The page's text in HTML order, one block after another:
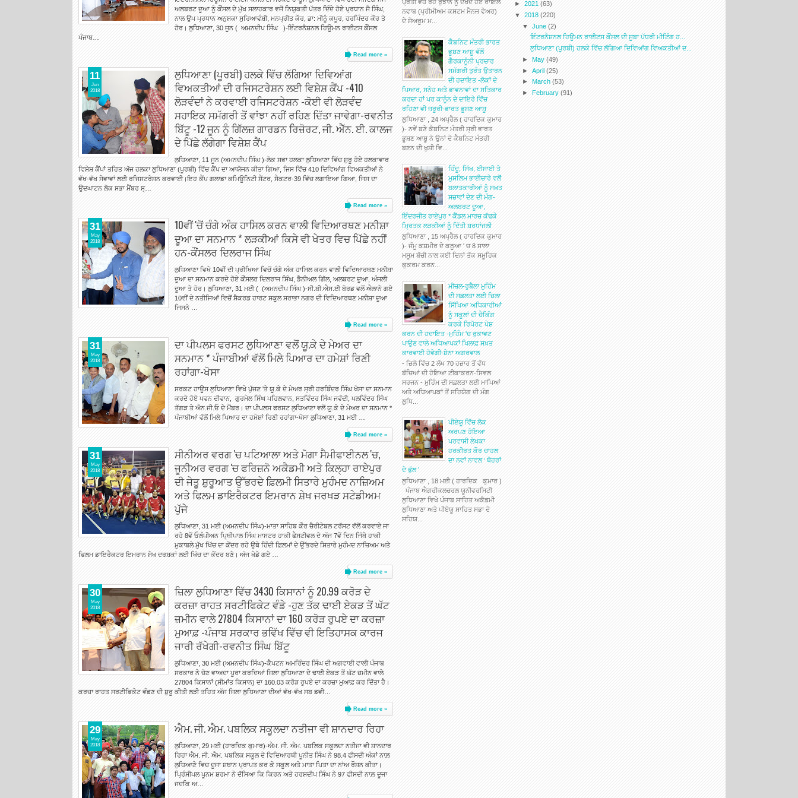
ਅਲਬਰਟ ਦੂਆ ਨੂੰ ਕੌਂਸਲ ਦੇ ਮੁੱਖ ਸਲਾਹਕਾਰ ਵਜੋਂ ਨਿਯੁਕਤੀ ਪੱਤਰ ਦਿੰਦੇ ਹੋਏ ਪ੍ਰਧਾਨ ਜੈ ਸਿੰਘ,
ਨਾਲ ਉਪ ਪ੍ਰਧਾਨ ਅਨੁਸ਼ਕਾ ਸੁਰਿਆਵੰਸ਼ੀ, ਮਨਪ੍ਰੀਤ ਕੌਰ, ਡਾ: ਮੀਨੂੰ ਕਪੂਰ, ਹਰਪਿੰਦਰ ਕੌਰ ਤੇ
ਹੋਰ। ਲੁਧਿਆਣਾ, 30 ਜੂਨ ( ਅਮਨਦੀਪ ਸਿੰਘ )-ਇੰਟਰਨੈਸ਼ਨਲ ਹਿਊਮਨ ਰਾਈਟਸ ਕੌਂਸਲ
ਪੰਜਾਬ…
Read more »
ਲੁਧਿਆਣਾ (ਪੂਰਬੀ) ਹਲਕੇ ਵਿੱਚ ਲੱਗਿਆ ਦਿਵਿਆਂਗ
ਵਿਅਕਤੀਆਂ ਦੀ ਰਜਿਸਟਰੇਸ਼ਨ ਲਈ ਵਿਸ਼ੇਸ਼ ਕੈਂਪ -410
ਲੋੜਵੰਦਾਂ ਨੇ ਕਰਵਾਈ ਰਜਿਸਟਰੇਸ਼ਨ -ਕੋਈ ਵੀ ਲੋੜਵੰਦ
ਸਹਾਇਕ ਸਮੱਗਰੀ ਤੋਂ ਵਾਂਝਾ ਨਹੀਂ ਰਹਿਣ ਦਿੱਤਾ ਜਾਵੇਗਾ-ਰਵਨੀਤ
ਬਿੱਟੂ -12 ਜੂਨ ਨੂੰ ਗਿੱਲਜ਼ ਗਾਰਡਨ ਰਿਜ਼ੋਰਟ, ਜੀ. ਐੱਨ. ਈ. ਕਾਲਜ
ਦੇ ਪਿੱਛੇ ਲੱਗੇਗਾ ਵਿਸ਼ੇਸ਼ ਕੈਂਪ
ਲੁਧਿਆਣਾ, 11 ਜੂਨ (ਅਮਨਦੀਪ ਸਿੰਘ )-ਲੋਕ ਸਭਾ ਹਲਕਾ ਲੁਧਿਆਣਾ ਵਿੱਚ ਸ਼ੁਰੂ ਹੋਏ ਹਲਕਾਵਾਰ
ਵਿਸ਼ੇਸ਼ ਕੈਂਪਾਂ ਤਹਿਤ ਅੱਜ ਹਲਕਾ ਲੁਧਿਆਣਾ (ਪੂਰਬੀ) ਵਿੱਚ ਕੈਂਪ ਦਾ ਆਯੋਜਨ ਕੀਤਾ ਗਿਆ, ਜਿਸ ਵਿੱਚ 410 ਦਿਵਿਆਂਗ ਵਿਅਕਤੀਆਂ ਨੇ
ਵੱਖ-ਵੱਖ ਸੇਵਾਵਾਂ ਲਈ ਰਜਿਸਟਰੇਸ਼ਨ ਕਰਵਾਈ।ਇਹ ਕੈਂਪ ਗਲਾਡਾ ਕਮਿਊਨਿਟੀ ਸੈਂਟਰ, ਸੈਕਟਰ-39 ਵਿੱਚ ਲਗਾਇਆ ਗਿਆ, ਜਿਸ ਦਾ
ਉਦਘਾਟਨ ਲੋਕ ਸਭਾ ਮੈਂਬਰ ਸ੍…
Read more »
11
Jun
2018
10ਵੀਂ 'ਚੋਂ ਚੰਗੇ ਅੰਕ ਹਾਸਿਲ ਕਰਨ ਵਾਲੀ ਵਿਦਿਆਰਥਣ ਮਨੀਸ਼ਾ
ਦੂਆ ਦਾ ਸਨਮਾਨ * ਲੜਕੀਆਂ ਕਿਸੇ ਵੀ ਖੇਤਰ ਵਿਚ ਪਿੱਛੇ ਨਹੀਂ
ਹਨ-ਕੌਂਸਲਰ ਦਿਲਰਾਜ ਸਿੰਘ
ਲੁਧਿਆਣਾ ਵਿਖੇ 10ਵੀਂ ਦੀ ਪ੍ਰੀਖਿਆ ਵਿਚੋਂ ਚੰਗੇ ਅੰਕ ਹਾਸਿਲ ਕਰਨ ਵਾਲੀ ਵਿਦਿਆਰਥਣ ਮਨੀਸ਼ਾ
ਦੂਆ ਦਾ ਸਨਮਾਨ ਕਰਦੇ ਹੋਏ ਕੌਂਸਲਰ ਦਿਲਰਾਜ ਸਿੰਘ, ਡੈਨੀਅਲ ਗਿੱਲ, ਅਲਬਰਟ ਦੂਆ, ਅੰਜਲੀ
ਦੂਆ ਤੇ ਹੋਰ। ਲੁਧਿਆਣਾ, 31 ਮਈ ( (ਅਮਨਦੀਪ ਸਿੰਘ )-ਸੀ.ਬੀ.ਐਸ.ਈ ਬੋਰਡ ਵਲੋਂ ਐਲਾਨੇ ਗਏ
10ਵੀਂ ਦੇ ਨਤੀਜਿਆਂ ਵਿਚੋਂ ਸੈਕਰਡ ਹਾਰਟ ਸਕੂਲ ਸਰਾਭਾ ਨਗਰ ਦੀ ਵਿਦਿਆਰਥਣ ਮਨੀਸ਼ਾ ਦੂਆ
ਜਿਸਨੇ …
Read more »
31
May
2018
ਦਾ ਪੀਪਲਸ ਫਰਸਟ ਲੁਧਿਆਣਾ ਵਲੋਂ ਯੂ.ਕੇ ਦੇ ਮੇਅਰ ਦਾ
ਸਨਮਾਨ * ਪੰਜਾਬੀਆਂ ਵੱਲੋਂ ਮਿਲੇ ਪਿਆਰ ਦਾ ਹਮੇਸ਼ਾਂ ਰਿਣੀ
ਰਹਾਂਗਾ-ਖੋਸਾ
ਸਰਕਟ ਹਾਊਸ ਲੁਧਿਆਣਾ ਵਿਖੇ ਪੁੱਜਣ 'ਤੇ ਯੂ.ਕੇ ਦੇ ਮੇਅਰ ਸ੍ਰੀ ਹਰਬਿੰਦਰ ਸਿੰਘ ਖੋਸਾ ਦਾ ਸਨਮਾਨ
ਕਰਦੇ ਹੋਏ ਪਵਨ ਦੀਵਾਨ, ਗੁਰਮੇਲ ਸਿੰਘ ਪਹਿਲਵਾਨ, ਸਤਵਿੰਦਰ ਸਿੰਘ ਜਵੱਦੀ, ਪਲਵਿੰਦਰ ਸਿੰਘ
ਤੱਗੜ ਤੇ ਐਨ.ਜੀ.ਓ ਦੇ ਮੈਂਬਰ। ਦਾ ਪੀਪਲਸ ਫਰਸਟ ਲੁਧਿਆਣਾ ਵਲੋਂ ਯੂ.ਕੇ ਦੇ ਮੇਅਰ ਦਾ ਸਨਮਾਨ *
ਪੰਜਾਬੀਆਂ ਵੱਲੋਂ ਮਿਲੇ ਪਿਆਰ ਦਾ ਹਮੇਸ਼ਾਂ ਰਿਣੀ ਰਹਾਂਗਾ-ਖੋਸਾ ਲੁਧਿਆਣਾ, 31 ਮਈ …
Read more »
31
May
2018
ਸੀਨੀਅਰ ਵਰਗ 'ਚ ਪਟਿਆਲਾ ਅਤੇ ਮੋਗਾ ਸੈਮੀਫਾਈਨਲ 'ਚ,
ਜੂਨੀਅਰ ਵਰਗ 'ਚ ਫਰਿਜ਼ਨੋ ਅਕੈਡਮੀ ਅਤੇ ਕਿਲ੍ਹਾ ਰਾਏਪੁਰ
ਦੀ ਜੇਤੂ ਸ਼ੁਰੂਆਤ ਉੱਭਰਦੇ ਫ਼ਿਲਮੀ ਸਿਤਾਰੇ ਮੁਹੰਮਦ ਨਾਜ਼ਿਅਮ
ਅਤੇ ਫਿਲਮ ਡਾਇਰੈਕਟਰ ਇਮਰਾਨ ਸ਼ੇਖ ਜਰਖੜ ਸਟੇਡੀਅਮ
ਪੁੱਜੇ
ਲੁਧਿਆਣਾ, 31 ਮਈ (ਅਮਨਦੀਪ ਸਿੰਘ)-ਮਾਤਾ ਸਾਹਿਬ ਕੌਰ ਚੈਰੀਟੇਬਲ ਟਰੱਸਟ ਵੱਲੋਂ ਕਰਵਾਏ ਜਾ
ਰਹੇ 8ਵੇਂ ਓਲੰਪੀਅਨ ਪਿ੍ਥੀਪਾਲ ਸਿੰਘ ਮਾਸਟਰ ਹਾਕੀ ਫੈਸਟੀਵਲ ਦੇ ਅੱਜ 7ਵੇਂ ਦਿਨ ਜਿੱਥੇ ਹਾਕੀ
ਮੁਕਾਬਲੇ ਮੁੱਖ ਖਿੱਚ ਦਾ ਕੇਂਦਰ ਰਹੇ ਉਥੇ ਹਿੰਦੀ ਫ਼ਿਲਮਾਂ ਦੇ ਉੱਭਰਦੇ ਸਿਤਾਰੇ ਮੁਹੰਮਦ ਨਾਜ਼ਿਅਮ ਅਤੇ
ਫਿਲਮ ਡਾਇਰੈਕਟਰ ਇਮਰਾਨ ਸ਼ੇਖ ਦਰਸ਼ਕਾਂ ਲਈ ਖਿੱਚ ਦਾ ਕੇਂਦਰ ਬਣੇ। ਅੱਜ ਖੇਡੇ ਗਏ …
Read more »
31
May
2018
ਜ਼ਿਲਾ ਲੁਧਿਆਣਾ ਵਿੱਚ 3430 ਕਿਸਾਨਾਂ ਨੂੰ 20.99 ਕਰੋੜ ਦੇ
ਕਰਜ਼ਾ ਰਾਹਤ ਸਰਟੀਫਿਕੇਟ ਵੰਡੇ -ਹੁਣ ਤੱਕ ਢਾਈ ਏਕੜ ਤੋਂ ਘੱਟ
ਜ਼ਮੀਨ ਵਾਲੇ 27804 ਕਿਸਾਨਾਂ ਦਾ 160 ਕਰੋੜ ਰੁਪਏ ਦਾ ਕਰਜ਼ਾ
ਮੁਆਫ਼ -ਪੰਜਾਬ ਸਰਕਾਰ ਭਵਿੱਖ ਵਿੱਚ ਵੀ ਇਤਿਹਾਸਕ ਕਾਰਜ
ਜਾਰੀ ਰੱਖੇਗੀ-ਰਵਨੀਤ ਸਿੰਘ ਬਿੱਟੂ
ਲੁਧਿਆਣਾ, 30 ਮਈ (ਅਮਨਦੀਪ ਸਿੰਘ)-ਕੈਪਟਨ ਅਮਰਿੰਦਰ ਸਿੰਘ ਦੀ ਅਗਵਾਈ ਵਾਲੀ ਪੰਜਾਬ
ਸਰਕਾਰ ਨੇ ਚੋਣ ਵਾਅਦਾ ਪੂਰਾ ਕਰਦਿਆਂ ਜ਼ਿਲਾ ਲੁਧਿਆਣਾ ਦੇ ਢਾਈ ਏਕੜ ਤੋਂ ਘੱਟ ਜ਼ਮੀਨ ਵਾਲੇ
27804 ਕਿਸਾਨਾਂ (ਸੀਮਾਂਤ ਕਿਸਾਨ) ਦਾ 160.03 ਕਰੋੜ ਰੁਪਏ ਦਾ ਕਰਜ਼ਾ ਮੁਆਫ਼ ਕਰ ਦਿੱਤਾ ਹੈ।
ਕਰਜ਼ਾ ਰਾਹਤ ਸਰਟੀਫਿਕੇਟ ਵੰਡਣ ਦੀ ਸ਼ੁਰੂ ਕੀਤੀ ਲੜੀ ਤਹਿਤ ਅੱਜ ਜ਼ਿਲਾ ਲੁਧਿਆਣਾ ਦੀਆਂ ਵੱਖ-ਵੱਖ ਸਬ ਡਵੀ…
Read more »
30
May
2018
ਐਮ. ਜੀ. ਐਮ. ਪਬਲਿਕ ਸਕੂਲਦਾ ਨਤੀਜਾ ਵੀ ਸ਼ਾਨਦਾਰ ਰਿਹਾ
ਲੁਧਿਆਣਾ, 29 ਮਈ (ਹਾਰਦਿਕ ਕੁਮਾਰ)-ਐਮ. ਜੀ. ਐਮ. ਪਬਲਿਕ ਸਕੂਲਦਾ ਨਤੀਜਾ ਵੀ ਸ਼ਾਨਦਾਰ
ਰਿਹਾ ਐਮ. ਜੀ. ਐਮ. ਪਬਲਿਕ ਸਕੂਲ ਦੇ ਵਿਦਿਆਰਥੀ ਪੂਨੀਤ ਸਿੰਘ ਨੇ 98.4 ਫੀਸਦੀ ਅੰਕਾਂ ਨਾਲ਼
ਲੁਧਿਆਣੇ ਵਿਚ ਦੂਜਾ ਸ਼ਥਾਨ ਪ੍ਰਾਪਤ ਕਰ ਕੇ ਸਕੂਲ ਅਤੇ ਮਾਤਾ ਪਿਤਾ ਦਾ ਨਾਂਅ ਰੌਸ਼ਨ ਕੀਤਾ।
ਪ੍ਰਿੰਸੀਪਲ ਪੂਨਮ ਸ਼ਰਮਾ ਨੇ ਦੱਸਿਆ ਕਿ ਕਿਰਨ ਅਤੇ ਹਰਸ਼ਦੀਪ ਸਿੰਘ ਨੇ 97 ਫੀਸਦੀ ਨਾਲ਼ ਦੂਜਾ
ਜਦਕਿ ਅ…
29
May
2018
► 2021 (63)
▼ 2018 (220)
▼June(2)
ਇੰਟਰਨੈਸ਼ਨਲ ਹਿਊਮਨ ਰਾਈਟਸ ਕੌਂਸਲ ਦੀ ਸੂਬਾ ਪੱਧਰੀ ਮੀਟਿੰਗ ਹ...
ਲੁਧਿਆਣਾ (ਪੂਰਬੀ) ਹਲਕੇ ਵਿੱਚ ਲੱਗਿਆ ਦਿਵਿਆਂਗ ਵਿਅਕਤੀਆਂ ਦ...
►May(49)
►April(25)
► March(53)
► February(91)
ਪ੍ਰਤੀ ਵੱਧ ਰਹੇ ਰੁਝਾਨ ਨੂੰ ਦੇਖਦੇ ਹੋਏ ਰਾਇਲ
ਨਵਾਬ (ਪ੍ਰੀਮੀਅਮ ਕਸਟਮ ਮੈਨਜ਼ ਵੇਅਰ)
ਦੇ ਸ਼ੋਅਰੂਮ ਮ...
ਕੈਬਨਿਟ ਮੰਤਰੀ ਭਾਰਤ
ਭੂਸ਼ਣ ਆਸ਼ੂ ਵੱਲੋਂ
ਗੈਰਕਾਨੂੰਨੀ ਪ੍ਰਚਾਰ
ਸਮੱਗਰੀ ਤੁਰੰਤ ਉਤਾਰਨ
ਦੀ ਹਦਾਇਤ -ਲੋਕਾਂ ਦੇ
ਪਿਆਰ, ਸਨੇਹ ਅਤੇ ਭਾਵਨਾਵਾਂ ਦਾ ਸਤਿਕਾਰ
ਕਰਦਾ ਹਾਂ ਪਰ ਕਾਨੂੰਨ ਦੇ ਦਾਇਰੇ ਵਿੱਚ
ਰਹਿਣਾ ਵੀ ਜ਼ਰੂਰੀ-ਭਾਰਤ ਭੂਸ਼ਣ ਆਸ਼ੂ
ਲੁਧਿਆਣਾ , 24 ਅਪ੍ਰੈਲ ( ਹਾਰਦਿਕ ਕੁਮਾਰ
)- ਨਵੇਂ ਬਣੇ ਕੈਬਨਿਟ ਮੰਤਰੀ ਸ੍ਰੀ ਭਾਰਤ
ਭੂਸ਼ਣ ਆਸ਼ੂ ਨੇ ਉਨਾਂ ਦੇ ਕੈਬਨਿਟ ਮੰਤਰੀ
ਬਣਨ ਦੀ ਖੁਸ਼ੀ ਵਿ...
ਹਿੰਦੂ, ਸਿੱਖ, ਈਸਾਈ ਤੇ
ਮੁਸਲਿਮ ਭਾਈਚਾਰੇ ਵਲੋਂ
ਬਲਾਤਕਾਰੀਆਂ ਨੂੰ ਸਖ਼ਤ
ਸਜ਼ਾਵਾਂ ਦੇਣ ਦੀ ਮੰਗ-
ਅਲਬਰਟ ਦੂਆ,
ਇੰਦਰਜੀਤ ਰਾਏਪੁਰ * ਕੈਂਡਲ ਮਾਰਚ ਕੱਢਕੇ
ਮ੍ਰਿਤਕ ਲੜਕੀਆਂ ਨੂੰ ਦਿੱਤੀ ਸ਼ਰਧਾਂਜਲੀ
ਲੁਧਿਆਣਾ , 15 ਅਪ੍ਰੈਲ ( ਹਾਰਦਿਕ ਕੁਮਾਰ
)- ਜੰਮੂ ਕਸ਼ਮੀਰ ਦੇ ਕਠੂਆ ' ਚ 8 ਸਾਲਾ
ਮਸੂਮ ਬੱਚੀ ਨਾਲ ਕਈ ਦਿਨਾਂ ਤੱਕ ਸਮੂਹਿਕ
ਕੁਕਰਮ ਕਰਨ...
ਮੀਜ਼ਲ-ਰੁਬੈਲਾ ਮੁਹਿੰਮ
ਦੀ ਸਫ਼ਲਤਾ ਲਈ ਜ਼ਿਲਾ
ਸਿੱਖਿਆ ਅਧਿਕਾਰੀਆਂ
ਨੂੰ ਸਕੂਲਾਂ ਦੀ ਚੈਕਿੰਗ
ਕਰਕੇ ਰਿਪੋਰਟ ਪੇਸ਼
ਕਰਨ ਦੀ ਹਦਾਇਤ -ਮੁਹਿੰਮ 'ਚ ਰੁਕਾਵਟ
ਪਾਉਣ ਵਾਲੇ ਅਧਿਆਪਕਾਂ ਖਿਲਾਫ਼ ਸਖ਼ਤ
ਕਾਰਵਾਈ ਹੋਵੇਗੀ-ਸ਼ੇਨਾ ਅਗਰਵਾਲ
- ਜ਼ਿਲੇ ਵਿੱਚ 2 ਲੱਖ 70 ਹਜ਼ਾਰ ਤੋਂ ਵੱਧ
ਬੱਚਿਆਂ ਦੀ ਹੋਇਆ ਟੀਕਾਕਰਨ-ਸਿਵਲ
ਸਰਜਨ - ਮੁਹਿੰਮ ਦੀ ਸਫ਼ਲਤਾ ਲਈ ਮਾਪਿਆਂ
ਅਤੇ ਅਧਿਆਪਕਾਂ ਤੋਂ ਸਹਿਯੋਗ ਦੀ ਮੰਗ
ਲੁਧਿ...
ਪੀਏਯੂ ਵਿੱਚ ਲੋਕ
ਅਰਪਣ ਹੋਇਆ
ਪਰਵਾਸੀ ਲੇਖਕਾ
ਹਰਕੀਰਤ ਕੌਰ ਚਾਹਲ
ਦਾ ਨਵਾਂ ਨਾਵਲ ‘ ਥੋਹਰਾਂ
ਦੇ ਫੁੱਲ ’
ਲੁਧਿਆਣਾ , 18 ਮਈ ( ਹਾਰਦਿਕ ਕੁਮਾਰ )
ਪੰਜਾਬ ਐਗਰੀਕਲਚਰਲ ਯੂਨੀਵਰਸਿਟੀ
ਲੁਧਿਆਣਾ ਵਿਖੇ ਪੰਜਾਬ ਸਾਹਿਤ ਅਕੈਡਮੀ
ਲੁਧਿਆਣਾ ਅਤੇ ਪੀਏਯੂ ਸਾਹਿਤ ਸਭਾ ਦੇ
ਸਹਿਯ...